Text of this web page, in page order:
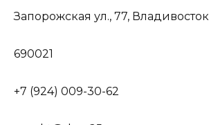
Запорожская ул., 77, Владивосток
690021
+7 (924) 009-30-62